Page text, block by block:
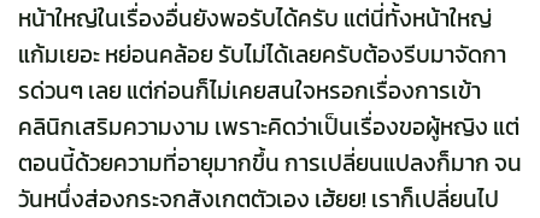
หน้าใหญ่ในเรื่องอื่นยังพอรับได้ครับ แต่นี่ทั้งหน้าใหญ่
แก้มเยอะ หย่อนคล้อย รับไม่ได้เลยครับต้องรีบมาจัดกา
รด่วนๆ เลย แต่ก่อนก็ไม่เคยสนใจหรอกเรื่องการเข้า
คลินิกเสริมความงาม เพราะคิดว่าเป็นเรื่องขอผู้หญิง แต่
ตอนนี้ด้วยความที่อายุมากขึ้น การเปลี่ยนแปลงก็มาก จน
วันหนึ่งส่องกระจกสังเกตตัวเอง เฮ้ยย! เราก็เปลี่ยนไป